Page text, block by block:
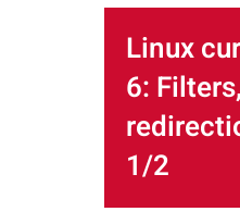
Linux
6: Filters,
1/2